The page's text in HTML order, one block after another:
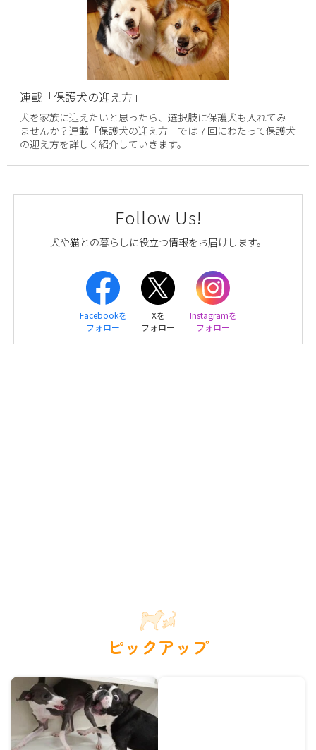
連載「保護犬の迎え方」
犬を家族に迎えたいと思ったら、選択肢に保護犬も入れてみ
ませんか？連載「保護犬の迎え方」では７回にわたって保護犬
の迎え方を詳しく紹介していきます。
Follow Us!
犬や猫との暮らしに役立つ情報をお届けします。
Facebookを
フォロー
Xを
フォロー
Instagramを
フォロー
ピックアップ